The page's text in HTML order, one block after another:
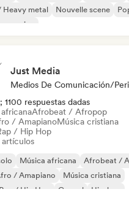
Heavy metal
Nouvelle scene
Just Media
Medios De Comunicación/
1100 respuestas dadas
Afrobeat / Afropop
/ AmapianoMúsica cristiana
/ Hip Hop
artículos
Música africana
Afrobeat /
/ Amapiano
Música cristiana
/ Hip Hop
Gospel Hip-hop